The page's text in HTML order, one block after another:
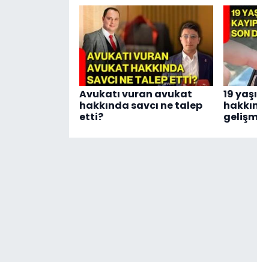
Avukatı vuran avukat
hakkında savcı ne talep
etti?
19